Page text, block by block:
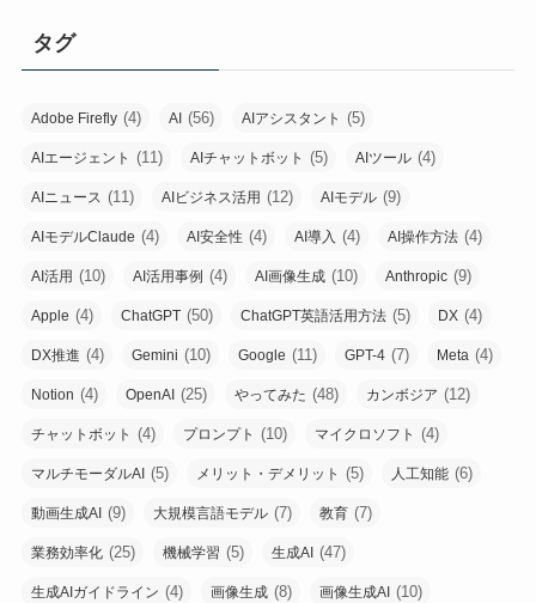
タグ
Adobe Firefly (4) AI (56) AIアシスタント (5)
AIエージェント (11) AIチャットボット (5) AIツール (4)
AIニュース (11) AIビジネス活用 (12) AIモデル (9)
AIモデルClaude (4) AI安全性 (4) AI導入 (4) AI操作方法 (4)
AI活用 (10) AI活用事例 (4) AI画像生成 (10) Anthropic (9)
Apple (4) ChatGPT (50) ChatGPT英語活用方法 (5) DX (4)
DX推進 (4) Gemini (10) Google (11) GPT-4 (7) Meta (4)
Notion (4) OpenAI (25) やってみた (48) カンボジア (12)
チャットボット (4) プロンプト (10) マイクロソフト (4)
マルチモーダルAI (5) メリット・デメリット (5) 人工知能 (6)
動画生成AI (9) 大規模言語モデル (7) 教育 (7)
業務効率化 (25) 機械学習 (5) 生成AI (47)
生成AIガイドライン (4) 画像生成 (8) 画像生成AI (10)